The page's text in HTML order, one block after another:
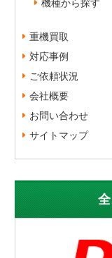
重機買取
対応事例
ご依頼状況
会社概要
お問い合わせ
サイトマップ